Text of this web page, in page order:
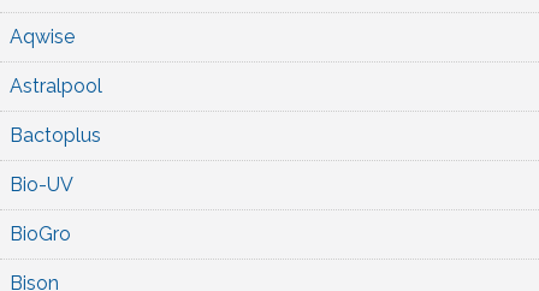
Aqwise
Astralpool
Bactoplus
Bio-UV
BioGro
Bison